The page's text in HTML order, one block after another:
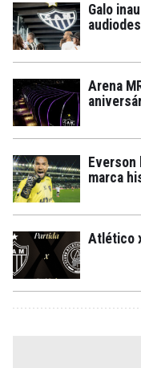
Galo
Arena
Everson
marca
Atlético